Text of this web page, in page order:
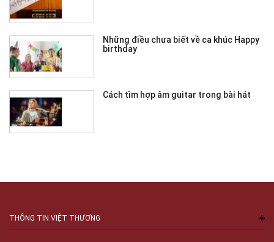
Những điều chưa biết về ca khúc Happy
birthday
Cách tìm hợp âm guitar trong bài hát
THÔNG TIN VIỆT THƯƠNG